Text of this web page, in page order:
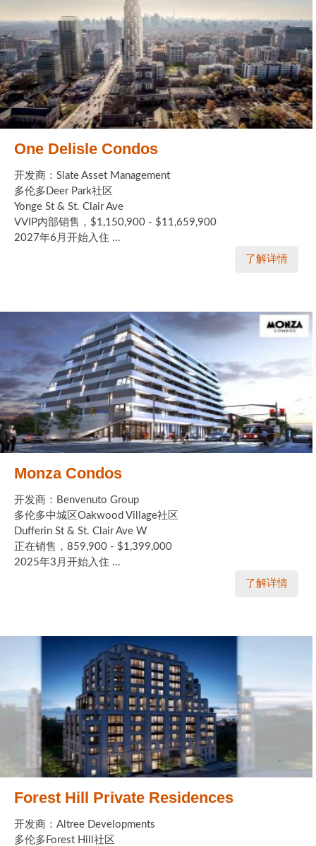
One Delisle Condos
开发商：Slate Asset Management
多伦多Deer Park社区
Yonge St & St. Clair Ave
VVIP内部销售，$1,150,900 - $11,659,900
2027年6月开始入住 ...
了解详情
Monza Condos
开发商：Benvenuto Group
多伦多中城区Oakwood Village社区
Dufferin St & St. Clair Ave W
正在销售，859,900 - $1,399,000
2025年3月开始入住 ...
了解详情
Forest Hill Private Residences
开发商：Altree Developments
多伦多Forest Hill社区